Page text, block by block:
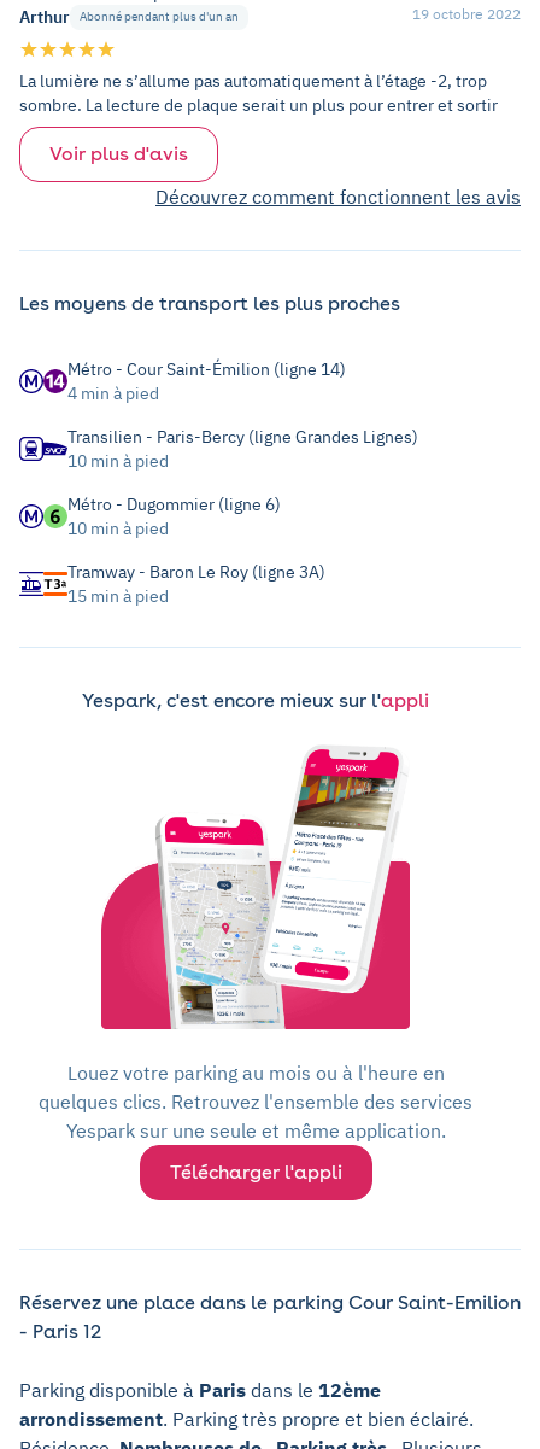
Arthur
Abonné pendant plus d'un an 19 octobre 2022
La lumière ne s’allume pas automatiquement à l’étage -2, trop
sombre. La lecture de plaque serait un plus pour entrer et sortir
Voir plus d'avis
Découvrez comment fonctionnent les avis
Les moyens de transport les plus proches
Métro - Cour Saint-Émilion (ligne 14)
4 min à pied
Transilien - Paris-Bercy (ligne Grandes Lignes)
10 min à pied
Métro - Dugommier (ligne 6)
10 min à pied
Tramway - Baron Le Roy (ligne 3A)
15 min à pied
Yespark, c'est encore mieux sur l'appli
Louez votre parking au mois ou à l'heure en
quelques clics. Retrouvez l'ensemble des services
Yespark sur une seule et même application.
Télécharger l'appli
Réservez une place dans le parking Cour Saint-Emilion
- Paris 12
Parking disponible à Paris dans le 12ème
arrondissement. Parking très propre et bien éclairé.